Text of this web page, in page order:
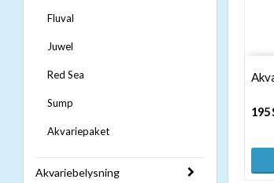
Fluval
Juwel
Red Sea
Sump
Akvariepaket
Akvariebelysning
195